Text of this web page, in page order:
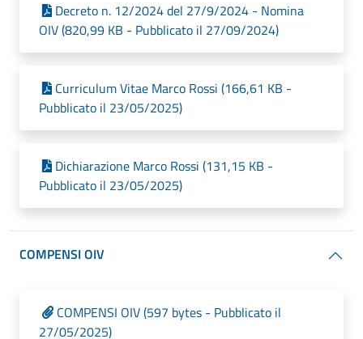
Decreto n. 12/2024 del 27/9/2024 - Nomina
OIV (820,99 KB - Pubblicato il 27/09/2024)
Curriculum Vitae Marco Rossi (166,61 KB -
Pubblicato il 23/05/2025)
Dichiarazione Marco Rossi (131,15 KB -
Pubblicato il 23/05/2025)
COMPENSI OIV
COMPENSI OIV (597 bytes - Pubblicato il
27/05/2025)